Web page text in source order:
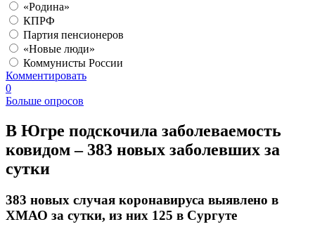
«Родина»
КПРФ
Партия пенсионеров
«Новые люди»
Коммунисты России
Комментировать
0
Больше опросов
​В Югре подскочила заболеваемость
ковидом – 383 новых заболевших за
сутки
383 новых случая коронавируса выявлено в
ХМАО за сутки, из них 125 в Сургуте